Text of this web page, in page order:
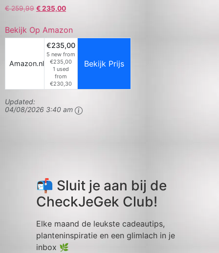
€259,99 €235,00
Bekijk Op Amazon
Amazon.nl
€235,00
5 new from
€235,00
1 used
from
€230,30
Bekijk Prijs
Updated:
04/08/2026 3:40 am
📬 Sluit je aan bij de
CheckJeGek Club!
Elke maand de leukste cadeautips,
planteninspiratie en een glimlach in je
inbox 🌿